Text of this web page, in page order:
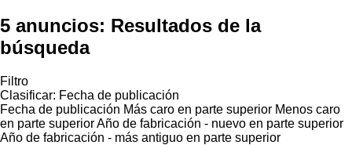
5 anuncios: Resultados de la
búsqueda
Filtro
Clasificar: Fecha de publicación
Fecha de publicación Más caro en parte superior Menos caro
en parte superiorAño de fabricación - nuevo en parte superior
Año de fabricación - más antiguo en parte superior